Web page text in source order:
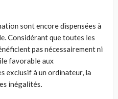
sont encore dispensées à
Considérant que toutes les
pas nécessairement ni
favorable aux
exclusif à un ordinateur, la
inégalités.